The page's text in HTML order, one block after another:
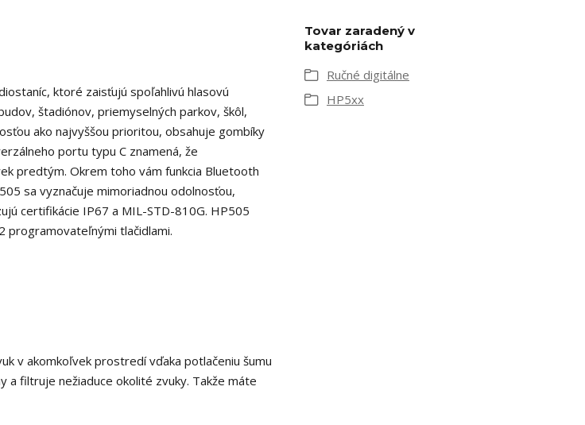
ktoré zaisťujú spoľahlivú hlasovú
štadiónov, priemyselných parkov, škôl,
ako najvyššou prioritou, obsahuje gombíky
portu typu C znamená, že
predtým. Okrem toho vám funkcia Bluetooth
sa vyznačuje mimoriadnou odolnosťou,
certifikácie IP67 a MIL-STD-810G. HP505
programovateľnými tlačidlami.
v akomkoľvek prostredí vďaka potlačeniu šumu
a filtruje nežiaduce okolité zvuky. Takže máte
Tovar zaradený v
kategóriách
Ručné digitálne
HP5xx